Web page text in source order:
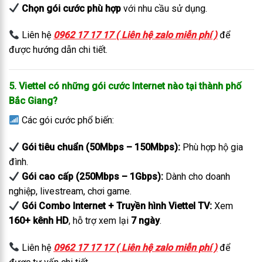
Chọn gói cước phù hợp với nhu cầu sử dụng.
Liên hệ 0962 17 17 17 ( Liên hệ zalo miễn phí )để
được hướng dẫn chi tiết.
5. Viettel có những gói cước Internet nào tại thành phố
Bắc Giang?
Các gói cước phổ biến:
Gói tiêu chuẩn (50Mbps – 150Mbps): Phù hợp hộ gia
đình.
Gói cao cấp (250Mbps – 1Gbps): Dành cho doanh
nghiệp, livestream, chơi game.
Gói Combo Internet + Truyền hình Viettel TV: Xem
160+ kênh HD, hỗ trợ xem lại 7 ngày.
Liên hệ 0962 17 17 17 ( Liên hệ zalo miễn phí )để